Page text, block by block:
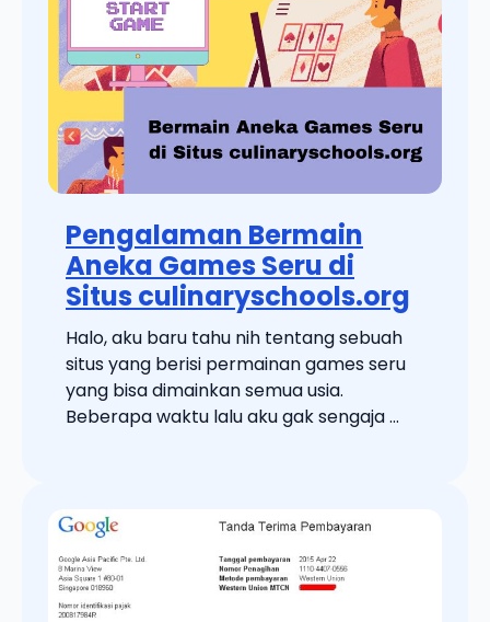
Pengalaman Bermain
Aneka Games Seru di
Situs culinaryschools.org
Halo, aku baru tahu nih tentang sebuah
situs yang berisi permainan games seru
yang bisa dimainkan semua usia.
Beberapa waktu lalu aku gak sengaja ...